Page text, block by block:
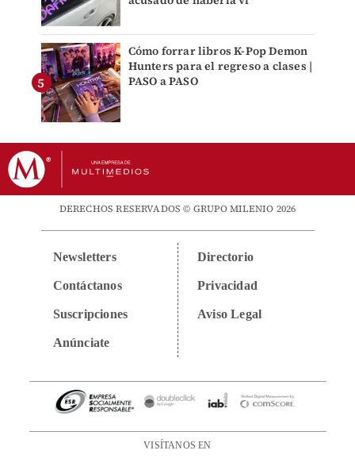
Cómo forrar libros K-Pop Demon
Hunters para el regreso a clases |
PASO a PASO
DERECHOS RESERVADOS © GRUPO MILENIO 2026
Newsletters
Contáctanos
Suscripciones
Anúnciate
Directorio
Privacidad
Aviso Legal
VISÍTANOS EN